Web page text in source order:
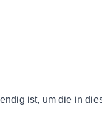
ist, um die in